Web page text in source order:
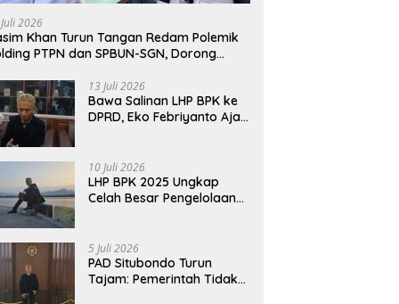
Harus Menunjukkan
2026
Khan Turun Tangan Redam Polemik
PTPN dan SPBUN-SGN, Dorong
13 Juli 2026
Bawa Salinan LHP BPK ke
DPRD, Eko Febriyanto Ajak
Harus Berbasis Fakta
10 Juli 2026
LHP BPK 2025 Ungkap
Celah Besar Pengelolaan
5 Juli 2026
PAD Situbondo Turun
Tajam: Pemerintah Tidak